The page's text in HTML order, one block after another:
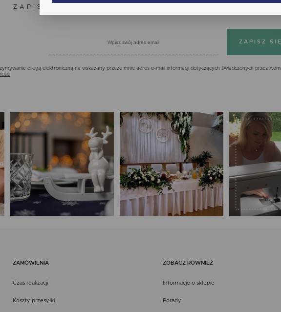
ZAPISZ SIĘ JUŻ DZIŚ, OTRZYMASZ 7% NA
drogą elektroniczną na wskazany przeze mnie adres e-mail informacji dotyczących świadczonych przez
ZAMÓWIENIA
Czas realizacji
Koszty przesyłki
ZOBACZ RÓWNIEŻ
Informacje o sklepie
Porady
nam na ocenę naszych serwisów internetowych pod względem ich popularności wśród
stronach naszych partnerów.
promocyjne mogą pojawić się na stronach podmiotów trzecich lub firm będących naszymi